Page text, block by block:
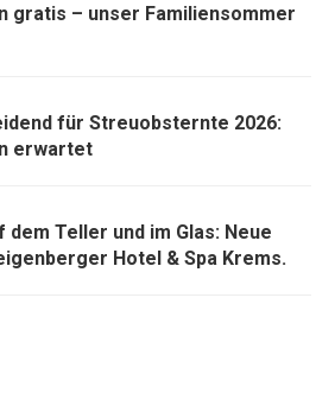
gratis – unser Familiensommer
für Streuobsternte 2026:
erwartet
dem Teller und im Glas: Neue
Hotel & Spa Krems.